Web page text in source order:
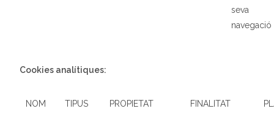
seva
navegació
Cookies analítiques:
NOM TIPUS PROPIETAT FINALITAT